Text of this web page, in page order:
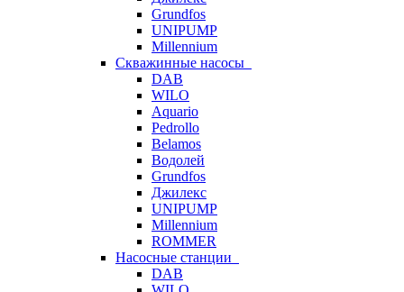
Grundfos
UNIPUMP
Millennium
Скважинные насосы
DAB
WILO
Aquario
Pedrollo
Belamos
Водолей
Grundfos
Джилекс
UNIPUMP
Millennium
ROMMER
Насосные станции
DAB